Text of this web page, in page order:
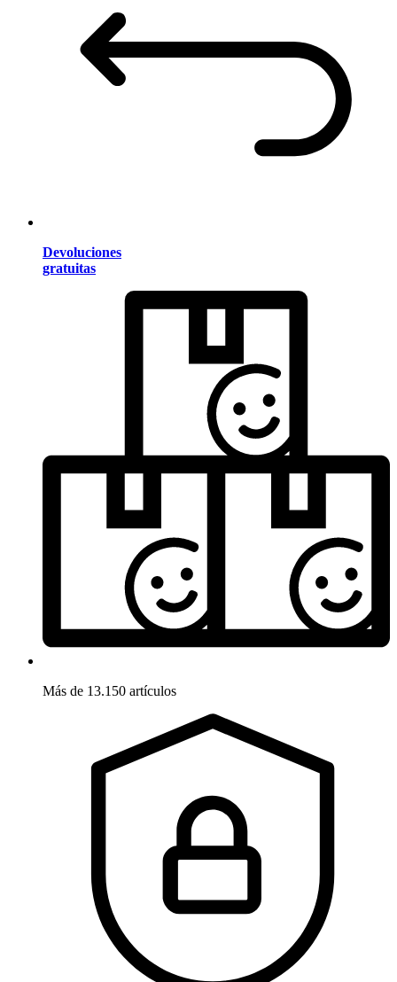
Devoluciones
gratuitas
Más de 13.150 artículos